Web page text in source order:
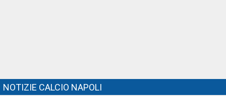
NOTIZIE CALCIO NAPOLI